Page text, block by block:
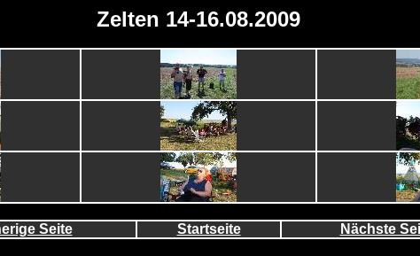
Zelten 14-16.08.2009
Seite Startseite Nächste